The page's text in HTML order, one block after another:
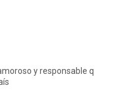
y responsable q